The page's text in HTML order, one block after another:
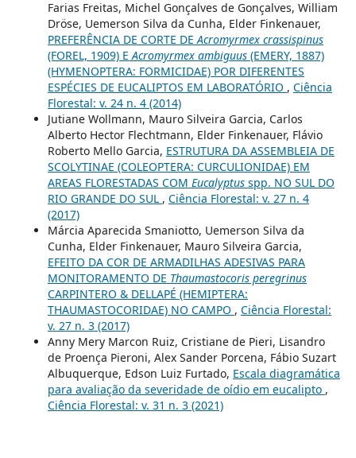
Farias Freitas, Michel Gonçalves de Gonçalves, William
Dröse, Uemerson Silva da Cunha, Elder Finkenauer,
PREFERÊNCIA DE CORTE DEAcromyrmex crassispinus
(FOREL, 1909) EAcromyrmex ambiguus(EMERY, 1887)
(HYMENOPTERA: FORMICIDAE) POR DIFERENTES
ESPÉCIES DE EUCALIPTOS EM LABORATÓRIO , Ciência
Florestal: v. 24 n. 4 (2014)
Jutiane Wollmann, Mauro Silveira Garcia, Carlos
Alberto Hector Flechtmann, Elder Finkenauer, Flávio
Roberto Mello Garcia, ESTRUTURA DA ASSEMBLEIA DE
SCOLYTINAE (COLEOPTERA: CURCULIONIDAE) EM
AREAS FLORESTADAS COM Eucalyptus spp. NO SUL DO
RIO GRANDE DO SUL , Ciência Florestal: v. 27 n. 4
(2017)
Márcia Aparecida Smaniotto, Uemerson Silva da
Cunha, Elder Finkenauer, Mauro Silveira Garcia,
EFEITO DA COR DE ARMADILHAS ADESIVAS PARA
MONITORAMENTO DE Thaumastocoris peregrinus
CARPINTERO & DELLAPÉ (HEMIPTERA:
THAUMASTOCORIDAE) NO CAMPO , Ciência Florestal:
v. 27 n. 3 (2017)
Anny Mery Marcon Ruiz, Cristiane de Pieri, Lisandro
de Proença Pieroni, Alex Sander Porcena, Fábio Suzart
Albuquerque, Edson Luiz Furtado, Escala diagramática
para avaliação da severidade de oídio em eucalipto ,
Ciência Florestal: v. 31 n. 3 (2021)